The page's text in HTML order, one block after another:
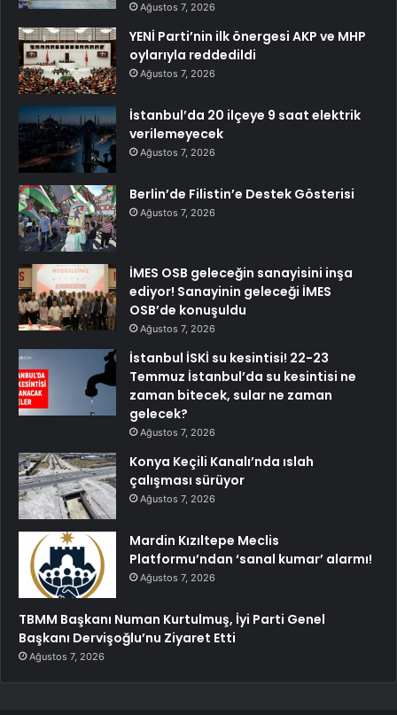
Ağustos 7, 2026
YENİ Parti’nin ilk önergesi AKP ve MHP
oylarıyla reddedildi
Ağustos 7, 2026
İstanbul’da 20 ilçeye 9 saat elektrik
verilemeyecek
Ağustos 7, 2026
Berlin’de Filistin’e Destek Gösterisi
Ağustos 7, 2026
İMES OSB geleceğin sanayisini inşa
ediyor! Sanayinin geleceği İMES
OSB’de konuşuldu
Ağustos 7, 2026
İstanbul İSKİ su kesintisi! 22-23
Temmuz İstanbul’da su kesintisi ne
zaman bitecek, sular ne zaman
gelecek?
Ağustos 7, 2026
Konya Keçili Kanalı’nda ıslah
çalışması sürüyor
Ağustos 7, 2026
Mardin Kızıltepe Meclis
Platformu’ndan ‘sanal kumar’ alarmı!
Ağustos 7, 2026
TBMM Başkanı Numan Kurtulmuş, İyi Parti Genel
Başkanı Dervişoğlu’nu Ziyaret Etti
Ağustos 7, 2026